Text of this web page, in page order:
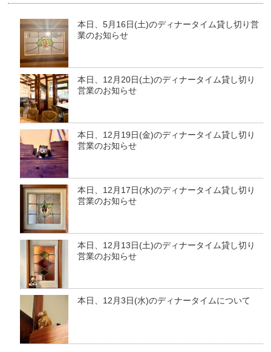
本日、5月16日(土)のディナータイム貸し切り営
業のお知らせ
本日、12月20日(土)のディナータイム貸し切り
営業のお知らせ
本日、12月19日(金)のディナータイム貸し切り
営業のお知らせ
本日、12月17日(水)のディナータイム貸し切り
営業のお知らせ
本日、12月13日(土)のディナータイム貸し切り
営業のお知らせ
本日、12月3日(水)のディナータイムについて